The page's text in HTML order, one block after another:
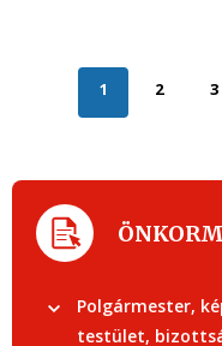
1 2 3
Polgármester,
testület,